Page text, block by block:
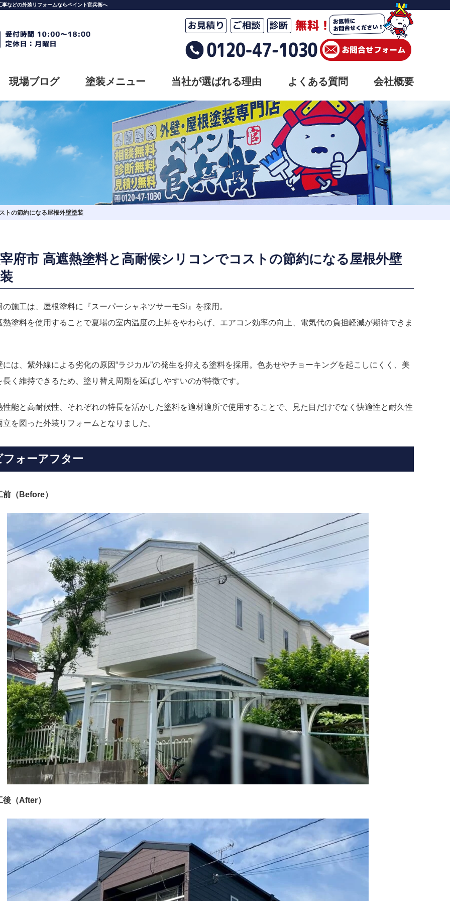
などの外装リフォームならペイント官兵衛へ
現場ブログ 塗装メニュー 当社が選ばれる理由 よくある質問 会社概要
トの節約になる屋根外壁塗装
府市 高遮熱塗料と高耐候シリコンでコストの節約になる屋根外壁
の施工は、屋根塗料に『スーパーシャネツサーモSi』を採用。
熱塗料を使用することで夏場の室内温度の上昇をやわらげ、エアコン効率の向上、電気代の負担軽減が期待できま
には、紫外線による劣化の原因“ラジカル”の発生を抑える塗料を採用。色あせやチョーキングを起こしにくく、美
長く維持できるため、塗り替え周期を延ばしやすいのが特徴です。
性能と高耐候性、それぞれの特長を活かした塗料を適材適所で使用することで、見た目だけでなく快適性と耐久性
立を図った外装リフォームとなりました。
フォーアフター
前（Before）
後（After）